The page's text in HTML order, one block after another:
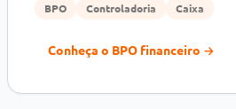
BPO Controladoria Caixa
Conheça o BPO financeiro →